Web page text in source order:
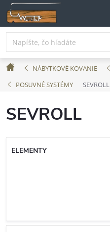
Prejsť
na
obsah
DomovNÁBYTKOVÉ KOVANIE
POSUVNÉ SYSTÉMY
SEVROLL
SEVROLL
ELEMENTY